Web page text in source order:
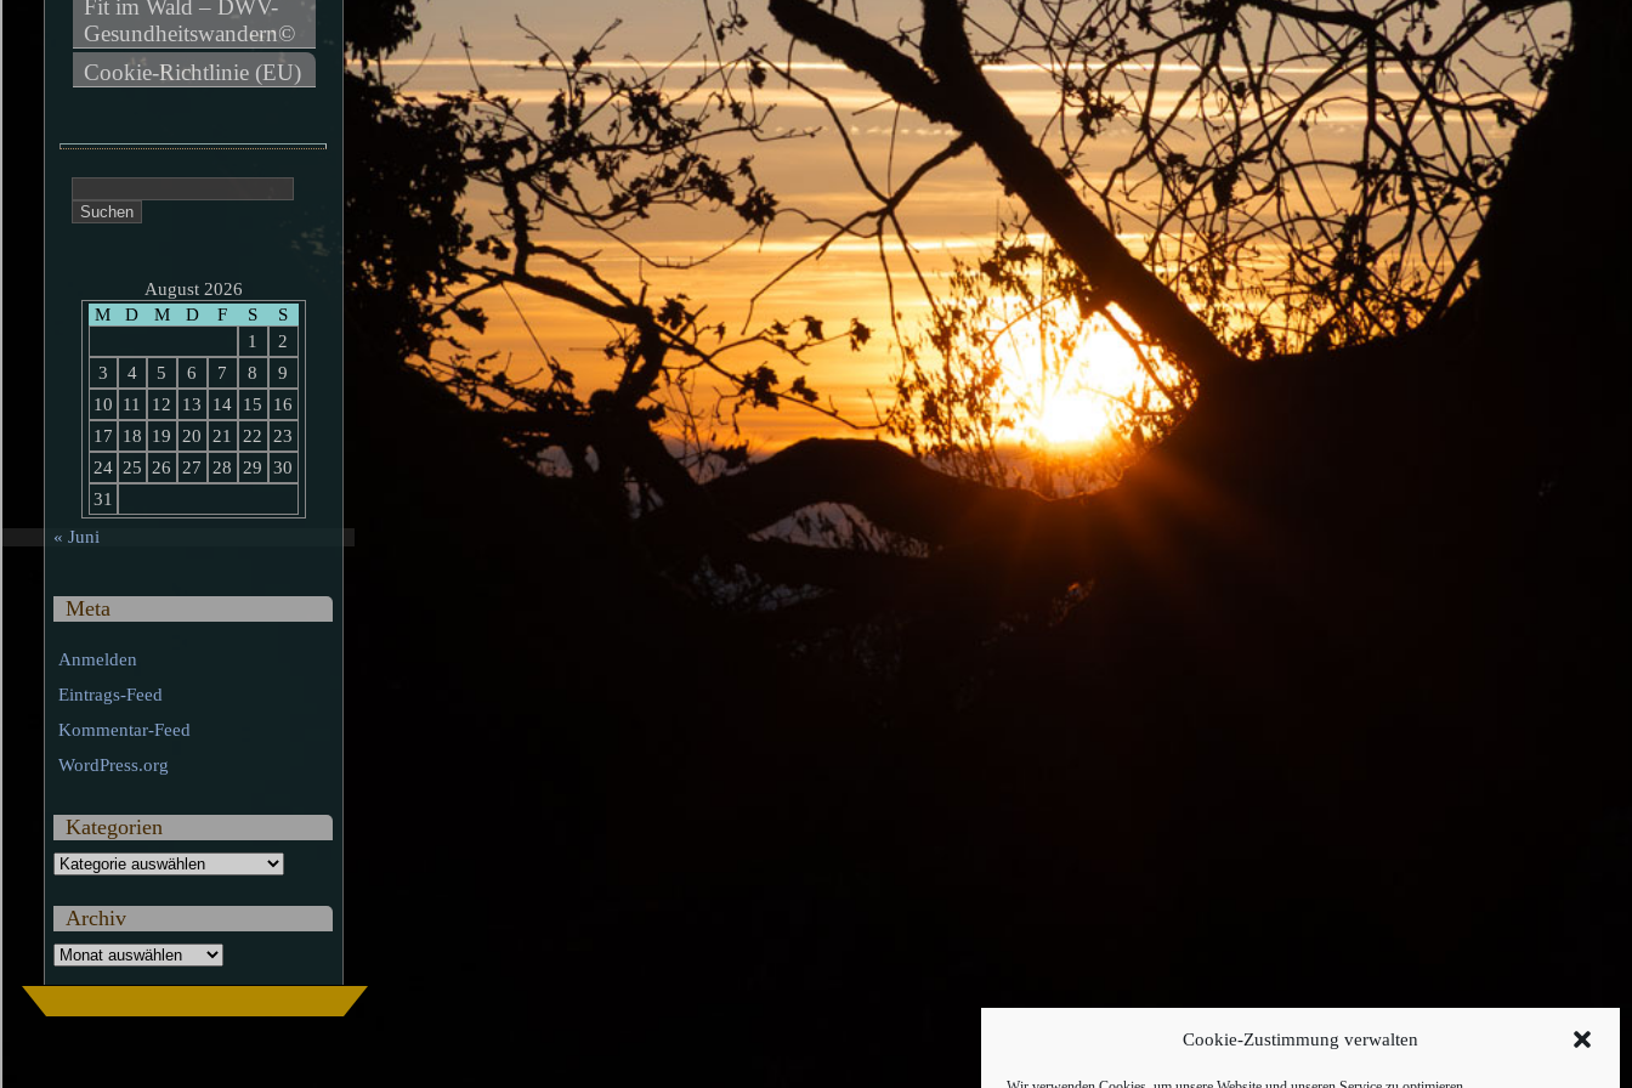
Cookie-Zustimmung verwalten
Fit im Wald – DWV-
Gesundheitswandern©
Cookie-Richtlinie (EU)
nach:
August 2026
M
D M D F S
S
1
2
3
4 5 6 7 8
9
10
11 12 13 14 15
16
17
18 19 20 21 22
23
24 25 26 27 28 29
30
31
« Juni
Meta
Anmelden
Eintrags-Feed
Kommentar-Feed
WordPress.org
Kategorien
Kategorien
Archiv
Archiv